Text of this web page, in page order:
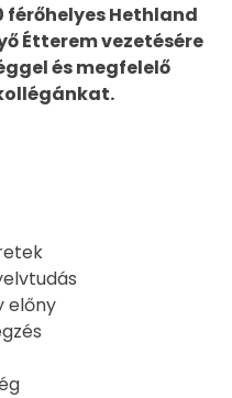
Hethland
Étterem vezetésére
és megfelelő
előny